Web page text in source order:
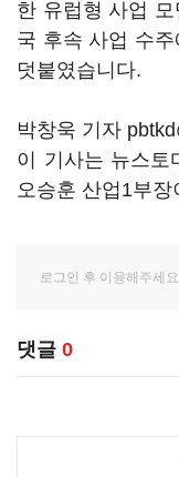
한 유럽형 사업
국 후속 사업 수
덧붙였습니다.
박창욱 기자
이 기사는 뉴스토
오승훈 산업1부장
댓글 0